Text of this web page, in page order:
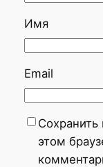
Имя
Email
этом